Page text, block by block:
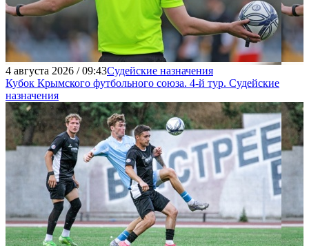
4 августа 2026 / 09:43Судейские назначения
Кубок Крымского футбольного союза. 4-й тур. Судейские
назначения